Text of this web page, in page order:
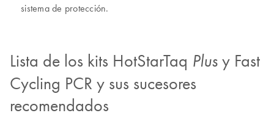
sistema de protección.
Lista de los kits HotStarTaq Plus y Fast
Cycling PCR y sus sucesores
recomendados